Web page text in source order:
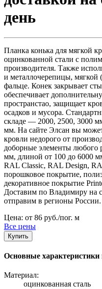
день
Планка конька для мягкой
оцинкованной стали с
производителя. Также
и металлочерепицы, мягкой
фальце. Конек закрывает
обеспечивает
пространстао, защищает
осадков и мусора.
складе — 2000, 2500, 3000
мм. На сайте Элсан вы
кровли недорого от
доборные элементы любого
мм, длиной от 100 до 6000
RAL Classic, RAL Design,
порошковое покрытие,
декоративное покрытие
Доставим по Владимиру на
отправим в регионы
Цена: от 86 руб./пог. м
Все цены
Купить
Основные
Материал:
оцинкованная сталь